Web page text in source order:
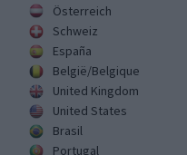
Österreich
Schweiz
España
België/Belgique
United Kingdom
United States
Brasil
Portugal